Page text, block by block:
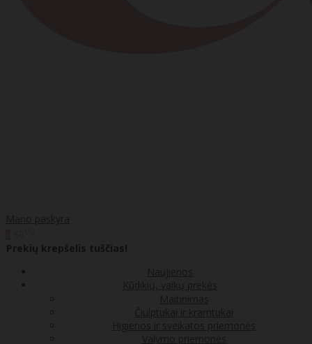
Mano paskyra
Prekių krepšelis tuščias!
Naujienos
Kūdikių, vaikų prekės
Maitinimas
Čiulptukai ir kramtukai
Higienos ir sveikatos priemonės
Valymo priemonės